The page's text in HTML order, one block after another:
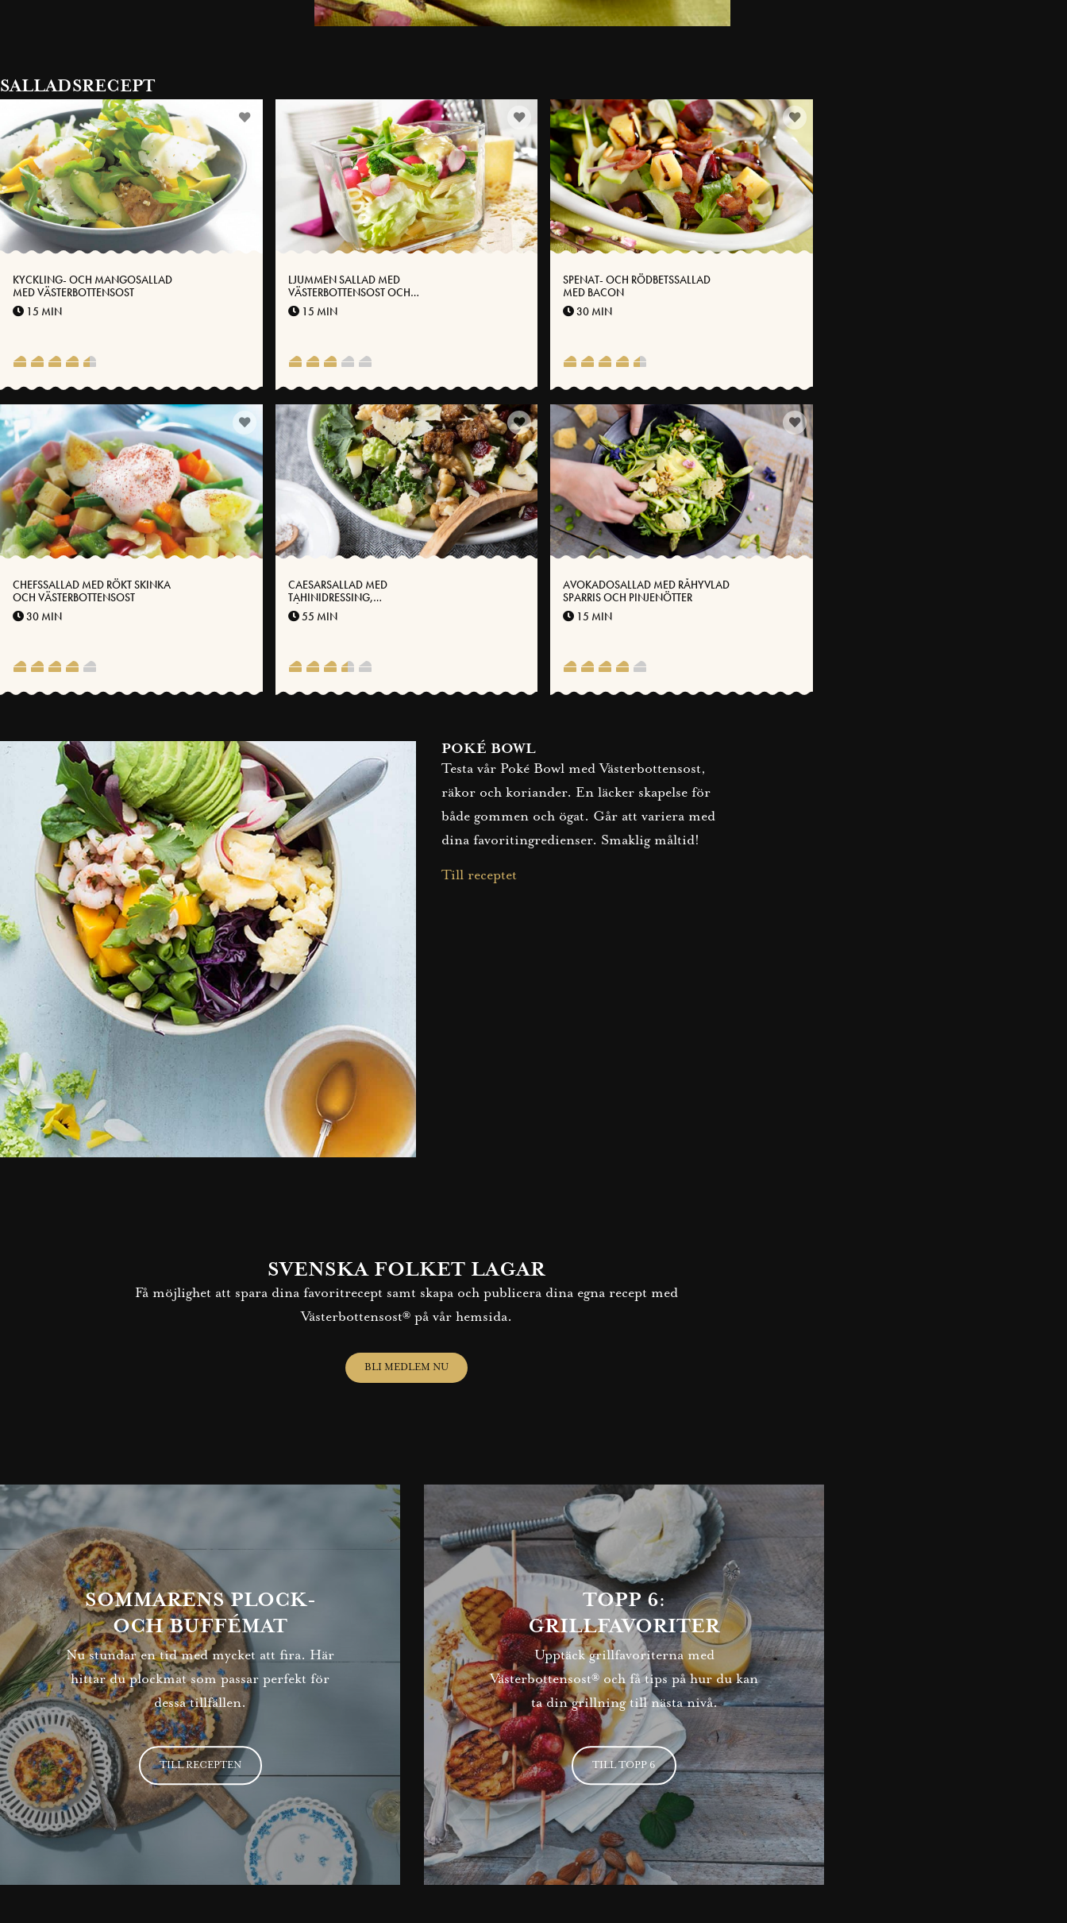
SALLADSRECEPT
KYCKLING- OCH MANGOSALLAD
MED VÄSTERBOTTENSOST
15 MIN
LJUMMEN SALLAD MED
VÄSTERBOTTENSOST OCH
SOMMARGRÖNT
15 MIN
SPENAT- OCH RÖDBETSSALLAD
MED BACON
30 MIN
CHEFSSALLAD MED RÖKT SKINKA
OCH VÄSTERBOTTENSOST
30 MIN
CAESARSALLAD MED
TAHINIDRESSING,
RÅGBRÖDSKRUTONGER OCH
VÄSTERBOTTENSOST
55 MIN
AVOKADOSALLAD MED RÅHYVLAD
SPARRIS OCH PINJENÖTTER
15 MIN
POKÉ BOWL
Testa vår Poké Bowl med Västerbottensost,
räkor och koriander. En läcker skapelse för
både gommen och ögat. Går att variera med
dina favoritingredienser. Smaklig måltid!
Till receptet
SVENSKA FOLKET LAGAR
Få möjlighet att spara dina favoritrecept samt skapa och publicera dina egna recept med
Västerbottensost® på vår hemsida.
BLI MEDLEM NU
SOMMARENS PLOCK-
OCH BUFFÉMAT
Nu stundar en tid med mycket att fira. Här
hittar du plockmat som passar perfekt för
dessa tillfällen.
TILL RECEPTEN
TOPP 6:
GRILLFAVORITER
Upptäck grillfavoriterna med
Västerbottensost® och få tips på hur du kan
ta din grillning till nästa nivå.
TILL TOPP 6